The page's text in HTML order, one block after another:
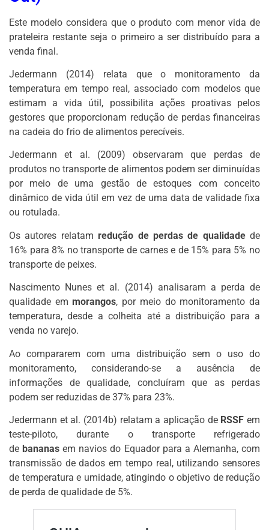
Este modelo considera que o produto com menor vida de
prateleira restante seja o primeiro a ser distribuído para a
venda final.
Jedermann (2014) relata que o monitoramento da
temperatura em tempo real, associado com modelos que
estimam a vida útil, possibilita ações proativas pelos
gestores que proporcionam redução de perdas financeiras
na cadeia do frio de alimentos perecíveis.
Jedermann et al. (2009) observaram que perdas de
produtos no transporte de alimentos podem ser diminuídas
por meio de uma gestão de estoques com conceito
dinâmico de vida útil em vez de uma data de validade fixa
ou rotulada.
Os autores relatamredução de perdas de qualidadede
16% para 8% no transporte de carnes e de 15% para 5% no
transporte de peixes.
Nascimento Nunes et al. (2014) analisaram a perda de
qualidade emmorangos, por meio do monitoramento da
temperatura, desde a colheita até a distribuição para a
venda no varejo.
Ao compararem com uma distribuição sem o uso do
monitoramento, considerando-se a ausência de
informações de qualidade, concluíram que as perdas
podem ser reduzidas de 37% para 23%.
Jedermann et al. (2014b) relatam a aplicação de RSSF em
teste-piloto, durante o transporte refrigerado
debananas em navios do Equador para a Alemanha, com
transmissão de dados em tempo real, utilizando sensores
de temperatura e umidade, atingindo o objetivo de redução
de perda de qualidade de 5%.